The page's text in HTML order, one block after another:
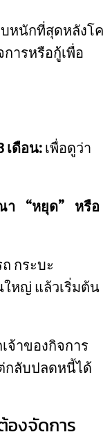
บหนักที่สุดหลังโค
ารหรือกู้เพื่อ
เดือน:เพื่อดูว่า
า “หยุด” หรือ
กระบะ
ใหญ่ แล้วเริ่มต้น
จ้าของกิจการ
กลับปลดหนี้ได้
องจัดการ